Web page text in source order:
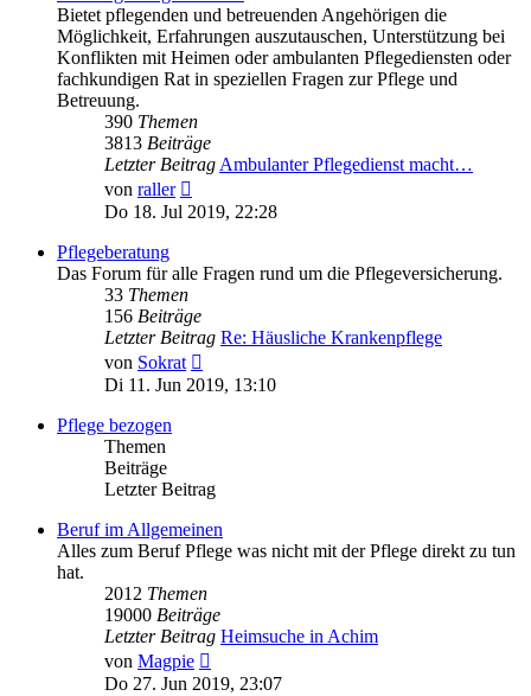
Bietet pflegenden und betreuenden Angehörigen die
Möglichkeit, Erfahrungen auszutauschen, Unterstützung bei
Konflikten mit Heimen oder ambulanten Pflegediensten oder
fachkundigen Rat in speziellen Fragen zur Pflege und
Betreuung.
390 Themen
3813 Beiträge
Letzter BeitragAmbulanter Pflegedienst macht…
von raller
Beitrag
Do 18. Jul 2019, 22:28
Pflegeberatung
Das Forum für alle Fragen rund um die Pflegeversicherung.
33 Themen
156 Beiträge
Letzter Beitrag Re: Häusliche Krankenpflege
von Sokrat
Beitrag
Di 11. Jun 2019, 13:10
Pflege bezogen
Themen
Beiträge
Letzter Beitrag
Beruf im Allgemeinen
Alles zum Beruf Pflege was nicht mit der Pflege direkt zu tun
hat.
2012 Themen
19000 Beiträge
Letzter Beitrag Heimsuche in Achim
von Magpie
Beitrag
Do 27. Jun 2019, 23:07